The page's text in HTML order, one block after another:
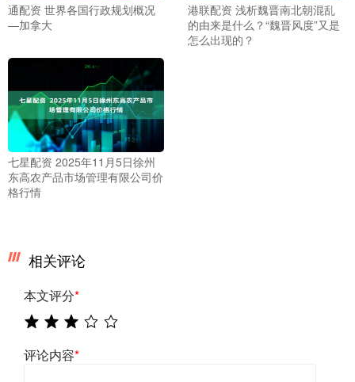
通配资 世界各国行政规划概况
—加拿大
港联配资 浅析魏晋南北朝混乱
的由来是什么？“魏晋风度”又是
怎么出现的？
七星配资 2025年11月5日徐州
东高农产品市场管理有限公司价
格行情
相关评论
本文评分*
评论内容*